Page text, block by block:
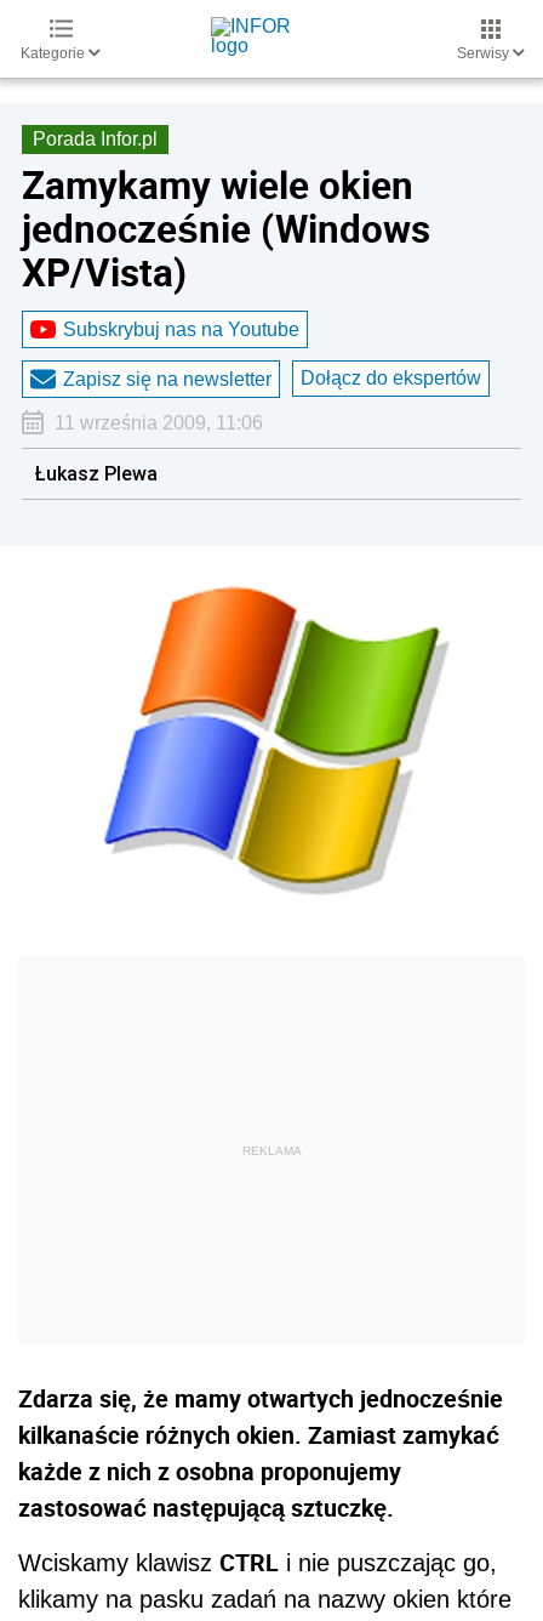
Kategorie Serwisy
Porada Infor.pl
Zamykamy wiele okien
jednocześnie (Windows
XP/Vista)
Subskrybuj nas na Youtube
Zapisz się na newsletter Dołącz do ekspertów
11 września 2009, 11:06
Łukasz Plewa
Zdarza się, że mamy otwartych jednocześnie
kilkanaście różnych okien. Zamiast zamykać
każde z nich z osobna proponujemy
zastosować następującą sztuczkę.
Wciskamy klawisz CTRL i nie puszczając go,
klikamy na pasku zadań na nazwy okien które